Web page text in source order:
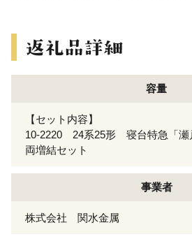
容量
【セット内容】
10-2220 24系25形 寝台特急「
両増結セット
事業者
株式会社 関水金属